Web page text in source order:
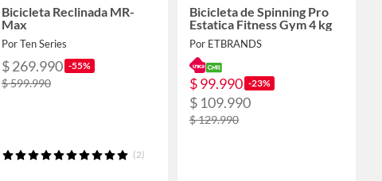
Bicicleta Reclinada MR-
Max
Por Ten Series
$ 269.990 -55%
$ 599.990
(2)
Bicicleta de Spinning Pro
Estatica Fitness Gym 4 kg
Por ETBRANDS
$ 99.990 -23%
$ 109.990
$ 129.990